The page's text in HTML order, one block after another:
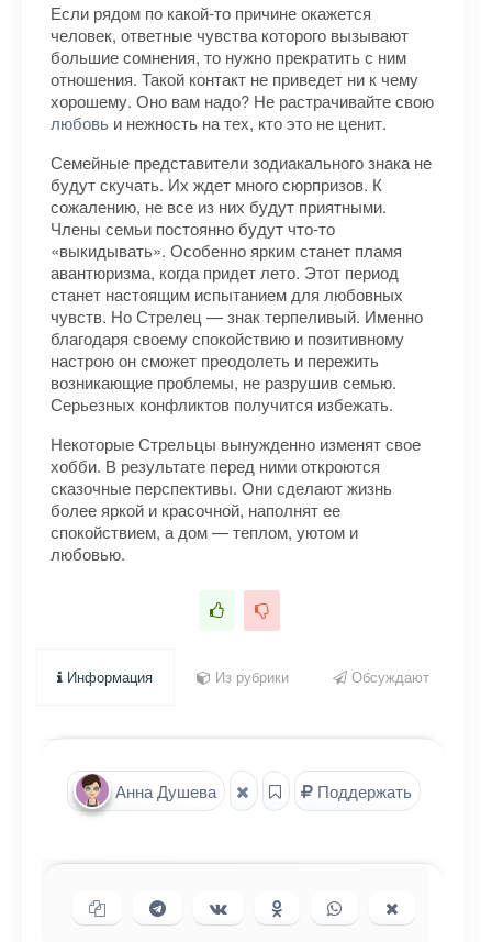
Если рядом по какой-то причине окажется
человек, ответные чувства которого вызывают
большие сомнения, то нужно прекратить с ним
отношения. Такой контакт не приведет ни к чему
хорошему. Оно вам надо? Не растрачивайте свою
любовь и нежность на тех, кто это не ценит.
Семейные представители зодиакального знака не
будут скучать. Их ждет много сюрпризов. К
сожалению, не все из них будут приятными.
Члены семьи постоянно будут что-то
«выкидывать». Особенно ярким станет пламя
авантюризма, когда придет лето. Этот период
станет настоящим испытанием для любовных
чувств. Но Стрелец — знак терпеливый. Именно
благодаря своему спокойствию и позитивному
настрою он сможет преодолеть и пережить
возникающие проблемы, не разрушив семью.
Серьезных конфликтов получится избежать.
Некоторые Стрельцы вынужденно изменят свое
хобби. В результате перед ними откроются
сказочные перспективы. Они сделают жизнь
более яркой и красочной, наполнят ее
спокойствием, а дом — теплом, уютом и
любовью.
Информация Из рубрики Обсуждают
Анна Душева Поддержать
Копировать ссылку
Поделиться в Telegram
Поделиться ВКонтакте
Поделиться в
Одноклассниках
Поделиться в
WhatsApp
в X (Twitter)